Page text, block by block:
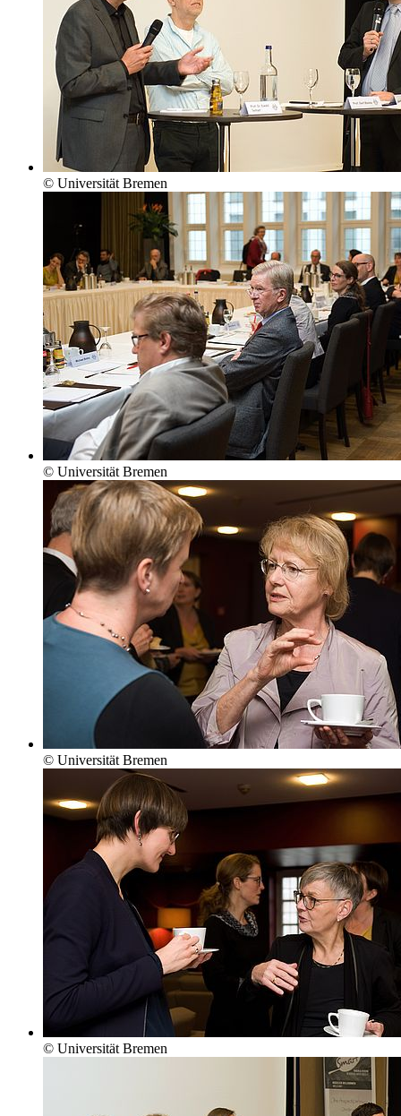
© Universität Bremen
© Universität Bremen
© Universität Bremen
© Universität Bremen